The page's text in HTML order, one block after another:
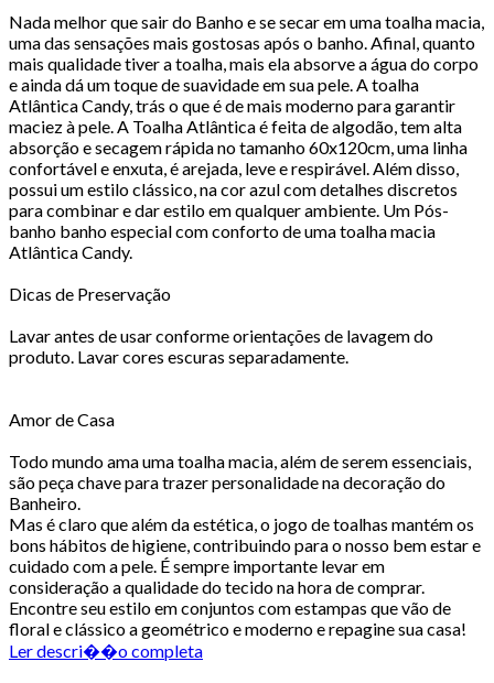
Nada melhor que sair do Banho e se secar em uma toalha macia,
uma das sensações mais gostosas após o banho. Afinal, quanto
mais qualidade tiver a toalha, mais ela absorve a água do corpo
e ainda dá um toque de suavidade em sua pele. A toalha
Atlântica Candy, trás o que é de mais moderno para garantir
maciez à pele. A Toalha Atlântica é feita de algodão, tem alta
absorção e secagem rápida no tamanho 60x120cm, uma linha
confortável e enxuta, é arejada, leve e respirável. Além disso,
possui um estilo clássico, na cor azul com detalhes discretos
para combinar e dar estilo em qualquer ambiente. Um Pós-
banho banho especial com conforto de uma toalha macia
Atlântica Candy.
Dicas de Preservação
Lavar antes de usar conforme orientações de lavagem do
produto. Lavar cores escuras separadamente.
Amor de Casa
Todo mundo ama uma toalha macia, além de serem essenciais,
são peça chave para trazer personalidade na decoração do
Banheiro.
Mas é claro que além da estética, o jogo de toalhas mantém os
bons hábitos de higiene, contribuindo para o nosso bem estar e
cuidado com a pele. É sempre importante levar em
consideração a qualidade do tecido na hora de comprar.
Encontre seu estilo em conjuntos com estampas que vão de
floral e clássico a geométrico e moderno e repagine sua casa!
Ler descri��o completa